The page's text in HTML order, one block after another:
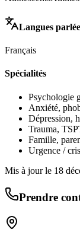
Langues
Français
Spécialités
Psychologie
Anxiété,
Dépression,
Trauma,
Famille,
Urgence /
Mis à jour le 18
Prendre